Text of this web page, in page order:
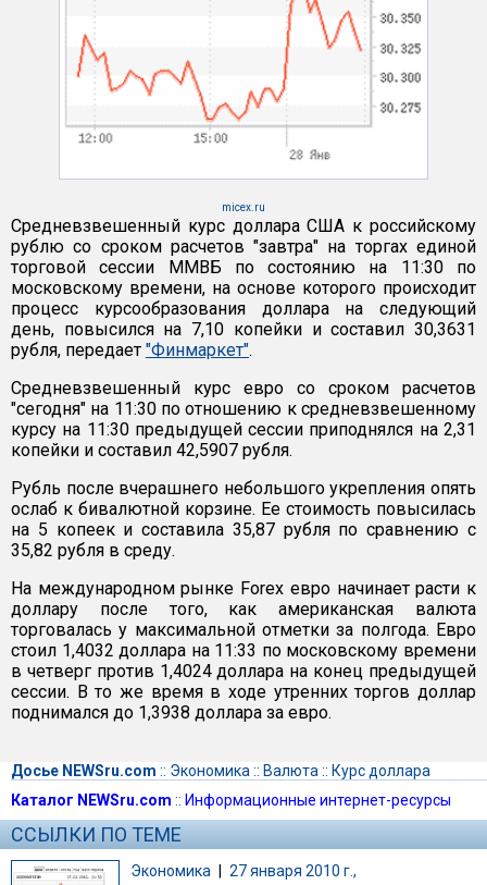
micex.ru
Средневзвешенный курс доллара США к российскому
рублю со сроком расчетов "завтра" на торгах единой
торговой сессии ММВБ по состоянию на 11:30 по
московскому времени, на основе которого происходит
процесс курсообразования доллара на следующий
день, повысился на 7,10 копейки и составил 30,3631
рубля, передает "Финмаркет".
Средневзвешенный курс евро со сроком расчетов
"сегодня" на 11:30 по отношению к средневзвешенному
курсу на 11:30 предыдущей сессии приподнялся на 2,31
копейки и составил 42,5907 рубля.
Рубль после вчерашнего небольшого укрепления опять
ослаб к бивалютной корзине. Ее стоимость повысилась
на 5 копеек и составила 35,87 рубля по сравнению с
35,82 рубля в среду.
На международном рынке Forex евро начинает расти к
доллару после того, как американская валюта
торговалась у максимальной отметки за полгода. Евро
стоил 1,4032 доллара на 11:33 по московскому времени
в четверг против 1,4024 доллара на конец предыдущей
сессии. В то же время в ходе утренних торгов доллар
поднимался до 1,3938 доллара за евро.
Досье NEWSru.com :: Экономика :: Валюта :: Курс доллара
Каталог NEWSru.com :: Информационные интернет-ресурсы
ССЫЛКИ ПО ТЕМЕ
Экономика | 27 января 2010 г.,